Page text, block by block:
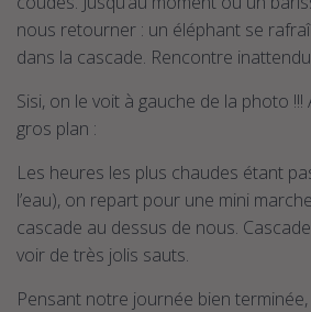
nous retourner : un éléphant se
dans la cascade. Rencontre
Sisi, on le voit à gauche de la photo
gros plan :
Les heures les plus chaudes étant
l’eau), on repart pour une mini
cascade au dessus de nous.
voir de très jolis sauts.
Pensant notre journée bien